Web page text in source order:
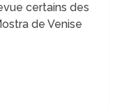
certains des
de Venise